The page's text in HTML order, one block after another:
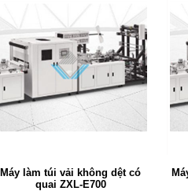
Máy làm túi vải không dệt có
quai ZXL-E700